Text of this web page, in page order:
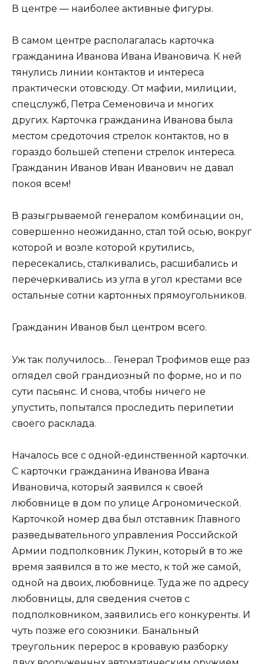
В центре — наиболее активные фигуры.
В самом центре располагалась карточка
гражданина Иванова Ивана Ивановича. К ней
тянулись линии контактов и интереса
практически отовсюду. От мафии, милиции,
спецслужб, Петра Семеновича и многих
других. Карточка гражданина Иванова была
местом средоточия стрелок контактов, но в
гораздо большей степени стрелок интереса.
Гражданин Иванов Иван Иванович не давал
покоя всем!
В разыгрываемой генералом комбинации он,
совершенно неожиданно, стал той осью, вокруг
которой и возле которой крутились,
пересекались, сталкивались, расшибались и
перечеркивались из угла в угол крестами все
остальные сотни картонных прямоугольников.
Гражданин Иванов был центром всего.
Уж так получилось… Генерал Трофимов еще раз
оглядел свой грандиозный по форме, но и по
сути пасьянс. И снова, чтобы ничего не
упустить, попытался проследить перипетии
своего расклада.
Началось все с одной-единственной карточки.
С карточки гражданина Иванова Ивана
Ивановича, который заявился к своей
любовнице в дом по улице Агрономической.
Карточкой номер два был отставник Главного
разведывательного управления Российской
Армии подполковник Лукин, который в то же
время заявился в то же место, к той же самой,
одной на двоих, любовнице. Туда же по адресу
любовницы, для сведения счетов с
подполковником, заявились его конкуренты. И
чуть позже его союзники. Банальный
треугольник перерос в кровавую разборку